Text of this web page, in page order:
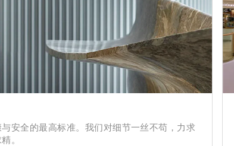
安全的最高标准。我们对细节一丝不苟，力求
。